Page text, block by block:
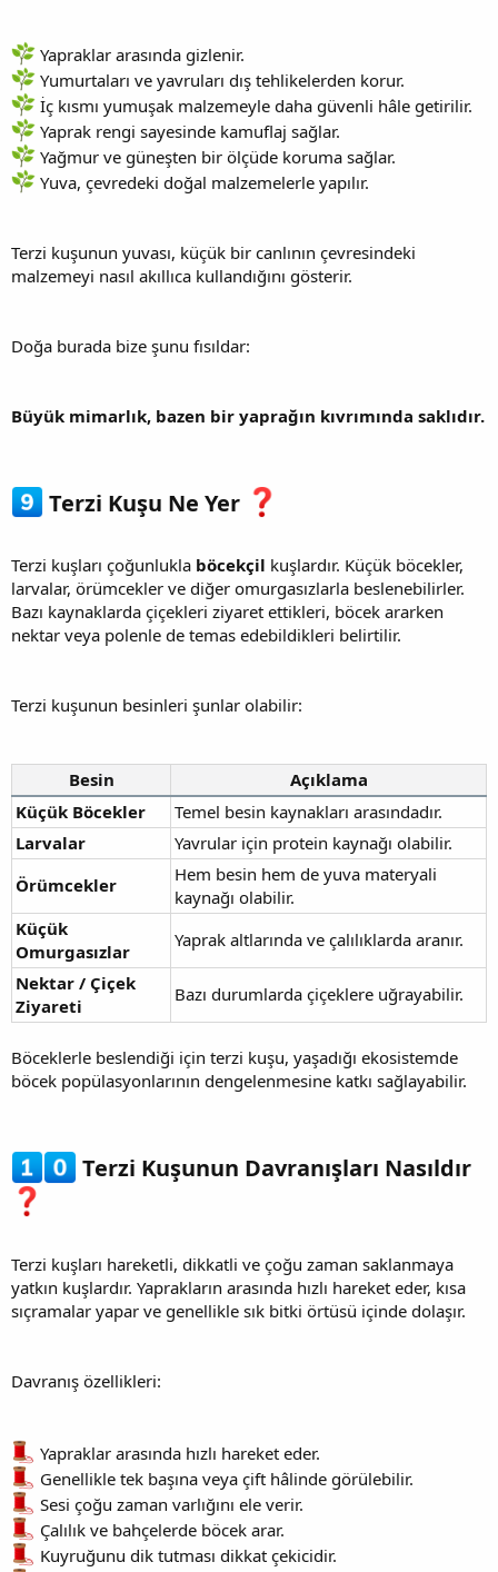
Yapraklar arasında gizlenir.
Yumurtaları ve yavruları dış tehlikelerden korur.
İç kısmı yumuşak malzemeyle daha güvenli hâle getirilir.
Yaprak rengi sayesinde kamuflaj sağlar.
Yağmur ve güneşten bir ölçüde koruma sağlar.
Yuva, çevredeki doğal malzemelerle yapılır.
Terzi kuşunun yuvası, küçük bir canlının çevresindeki
malzemeyi nasıl akıllıca kullandığını gösterir.
Doğa burada bize şunu fısıldar:
Büyük mimarlık, bazen bir yaprağın kıvrımında saklıdır.
Terzi Kuşu Ne Yer
Terzi kuşları çoğunlukla böcekçil kuşlardır. Küçük böcekler,
larvalar, örümcekler ve diğer omurgasızlarla beslenebilirler.
Bazı kaynaklarda çiçekleri ziyaret ettikleri, böcek ararken
nektar veya polenle de temas edebildikleri belirtilir.
Terzi kuşunun besinleri şunlar olabilir:
Besin
Açıklama
Küçük Böcekler
Temel besin kaynakları arasındadır.
Larvalar
Yavrular için protein kaynağı olabilir.
Örümcekler
Hem besin hem de yuva materyali
kaynağı olabilir.
Küçük
Omurgasızlar
Yaprak altlarında ve çalılıklarda aranır.
Nektar / Çiçek
Ziyareti
Bazı durumlarda çiçeklere uğrayabilir.
Böceklerle beslendiği için terzi kuşu, yaşadığı ekosistemde
böcek popülasyonlarının dengelenmesine katkı sağlayabilir.
Terzi Kuşunun Davranışları Nasıldır
Terzi kuşları hareketli, dikkatli ve çoğu zaman saklanmaya
yatkın kuşlardır. Yaprakların arasında hızlı hareket eder, kısa
sıçramalar yapar ve genellikle sık bitki örtüsü içinde dolaşır.
Davranış özellikleri:
Yapraklar arasında hızlı hareket eder.
Genellikle tek başına veya çift hâlinde görülebilir.
Sesi çoğu zaman varlığını ele verir.
Çalılık ve bahçelerde böcek arar.
Kuyruğunu dik tutması dikkat çekicidir.